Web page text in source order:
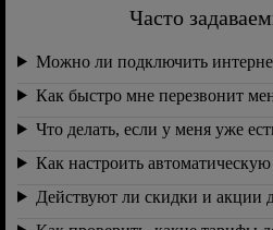
Часто
Можно ли подключить
Как быстро мне перезвонит
Что делать, если у меня уже
Как настроить
Действуют ли скидки и акции